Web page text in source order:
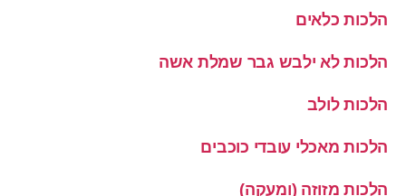
הלכות כלאים
הלכות לא ילבש גבר שמלת אשה
הלכות לולב
הלכות מאכלי עובדי כוכבים
הלכות מזוזה (ומעקה)